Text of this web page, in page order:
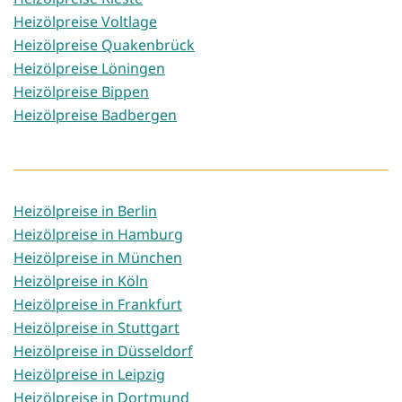
Heizölpreise Voltlage
Heizölpreise Quakenbrück
Heizölpreise Löningen
Heizölpreise Bippen
Heizölpreise Badbergen
Heizölpreise in Berlin
Heizölpreise in Hamburg
Heizölpreise in München
Heizölpreise in Köln
Heizölpreise in Frankfurt
Heizölpreise in Stuttgart
Heizölpreise in Düsseldorf
Heizölpreise in Leipzig
Heizölpreise in Dortmund